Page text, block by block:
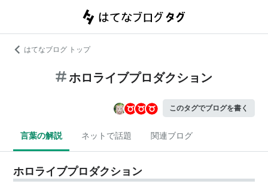
はてなブログ トップ
ホロライブプロダクション
このタグでブログを書く
言葉の解説 ネットで話題 関連ブログ
ホロライブプロダクション